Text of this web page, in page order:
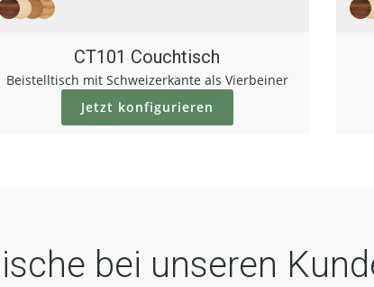
CT101 Couchtisch
Beistelltisch mit Schweizerkante als Vierbeiner
Jetzt konfigurieren
bei unseren